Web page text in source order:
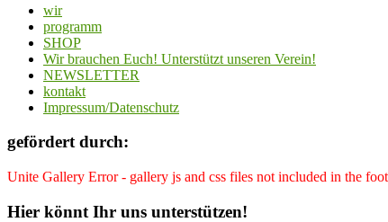
wir
programm
SHOP
Wir brauchen Euch! Unterstützt unseren Verein!
NEWSLETTER
kontakt
Impressum/Datenschutz
gefördert durch:
Unite Gallery Error - gallery js and css files not included in the
Hier könnt Ihr uns unterstützen!